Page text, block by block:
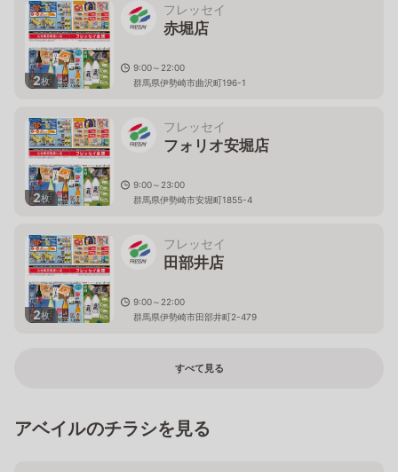
2枚
フレッセイ
赤堀店
9:00～22:00
群馬県伊勢崎市曲沢町196-1
2枚
フレッセイ
フォリオ安堀店
9:00～23:00
群馬県伊勢崎市安堀町1855-4
2枚
フレッセイ
田部井店
9:00～22:00
群馬県伊勢崎市田部井町2-479
すべて見る
アベイルのチラシを見る